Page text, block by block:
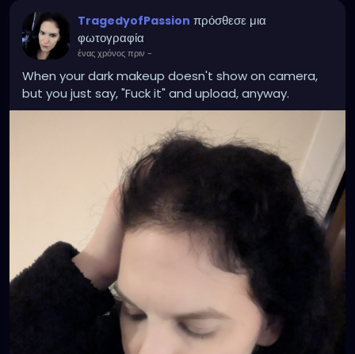
TragedyofPassion πρόσθεσε μια
φωτογραφία
ένας χρόνος πριν -
When your dark makeup doesn't show on camera,
but you just say, "Fuck it" and upload, anyway.